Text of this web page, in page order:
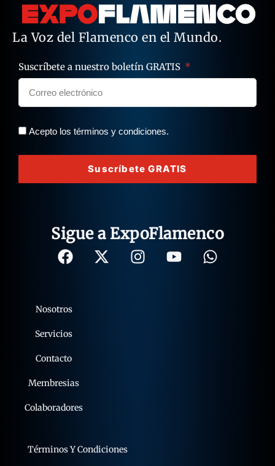
La Voz del Flamenco en el Mundo.
Suscríbete a nuestro boletín GRATIS
Acepto los términos y condiciones.
Suscríbete GRATIS
Sigue a ExpoFlamenco
Términos Y Condiciones
Nosotros
Servicios
Contacto
Membresias
Colaboradores